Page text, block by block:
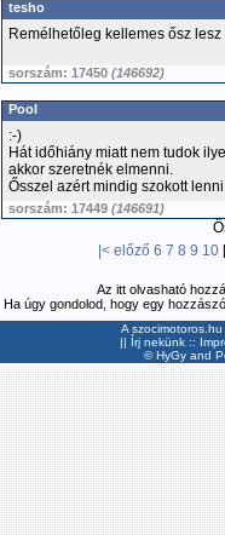
tesho
Remélhetőleg kellemes ősz
sorszám: 17450 (146692)
Pool
:-)
Hát időhiány miatt nem tudok
akkor szeretnék elmenni.
Ősszel azért mindig szokott
sorszám: 17449 (146691)
|< előző 6 7 8 9 10
Az itt olvasható
Ha úgy gondolod, hogy egy
A
|| Írj nekünk ::
©HyGyand